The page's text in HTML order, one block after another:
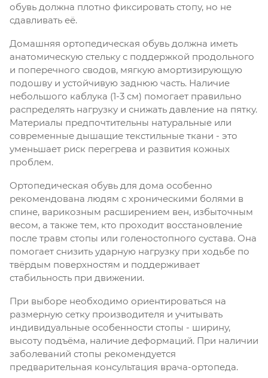
обувь должна плотно фиксировать стопу, но не
сдавливать её.
Домашняя ортопедическая обувь должна иметь
анатомическую стельку с поддержкой продольного
и поперечного сводов, мягкую амортизирующую
подошву и устойчивую заднюю часть. Наличие
небольшого каблука (1-3 см) помогает правильно
распределять нагрузку и снижать давление на пятку.
Материалы предпочтительны натуральные или
современные дышащие текстильные ткани - это
уменьшает риск перегрева и развития кожных
проблем.
Ортопедическая обувь для дома особенно
рекомендована людям с хроническими болями в
спине, варикозным расширением вен, избыточным
весом, а также тем, кто проходит восстановление
после травм стопы или голеностопного сустава. Она
помогает снизить ударную нагрузку при ходьбе по
твёрдым поверхностям и поддерживает
стабильность при движении.
При выборе необходимо ориентироваться на
размерную сетку производителя и учитывать
индивидуальные особенности стопы - ширину,
высоту подъёма, наличие деформаций. При наличии
заболеваний стопы рекомендуется
предварительная консультация врача-ортопеда.